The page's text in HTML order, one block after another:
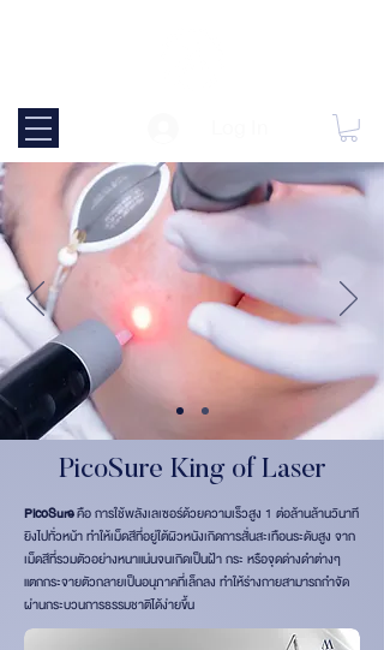
PicoSure King of Laser
PicoSureคือ การใช้พลังเลเซอร์ด้วยความเร็วสูง 1 ต่อล้านล้านวินาที
ยิงไปทั่วหน้า ทำให้เม็ดสีที่อยู่ใต้ผิวหนังเกิดการสั่นสะเทือนระดับสูง จาก
เม็ดสีที่รวมตัวอย่างหนาแน่นจนเกิดเป็นฝ้า กระ หรือจุดด่างดำต่างๆ
แตกกระจายตัวกลายเป็นอนุภาคที่เล็กลง ทำให้ร่างกายสามารถกำจัด
ผ่านกระบวนการธรรมชาติได้ง่ายขึ้น